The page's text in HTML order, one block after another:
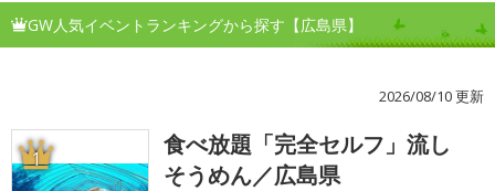
GW人気イベントランキングから探す【広島県】
2026/08/10 更新
1
食べ放題「完全セルフ」流し
そうめん／広島県